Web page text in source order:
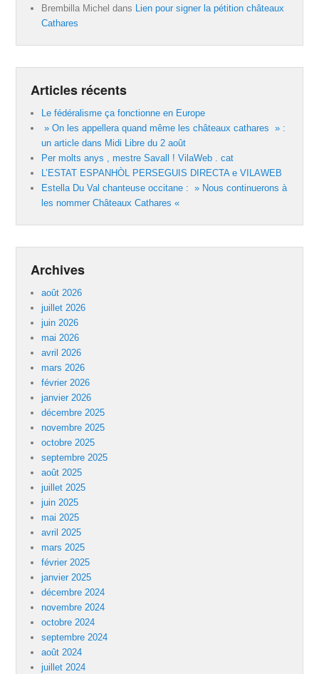
Brembilla Michel dans Lien pour signer la pétition châteaux
Cathares
Articles récents
Le fédéralisme ça fonctionne en Europe
» On les appellera quand même les châteaux cathares » :
un article dans Midi Libre du 2 août
Per molts anys , mestre Savall ! VilaWeb . cat
L’ESTAT ESPANHÒL PERSEGUIS DIRECTA e VILAWEB
Estella Du Val chanteuse occitane : » Nous continuerons à
les nommer Châteaux Cathares «
Archives
août 2026
juillet 2026
juin 2026
mai 2026
avril 2026
mars 2026
février 2026
janvier 2026
décembre 2025
novembre 2025
octobre 2025
septembre 2025
août 2025
juillet 2025
juin 2025
mai 2025
avril 2025
mars 2025
février 2025
janvier 2025
décembre 2024
novembre 2024
octobre 2024
septembre 2024
août 2024
juillet 2024